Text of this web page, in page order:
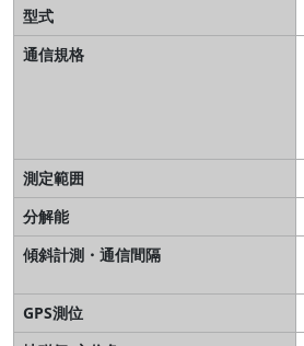
型式
通信規格
測定範囲
分解能
傾斜計測・通信間隔
GPS測位